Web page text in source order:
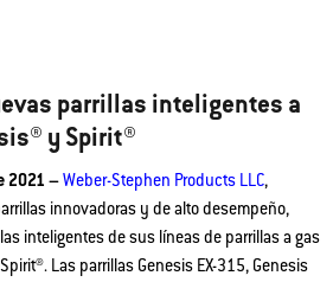
parrillas inteligentes a
y Spirit®
2021 –Weber-Stephen Products LLC,
innovadoras y de alto desempeño,
inteligentes de sus líneas de parrillas a gas
Las parrillas Genesis EX-315, Genesis